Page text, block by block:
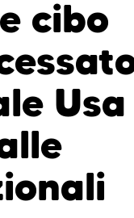
cibo